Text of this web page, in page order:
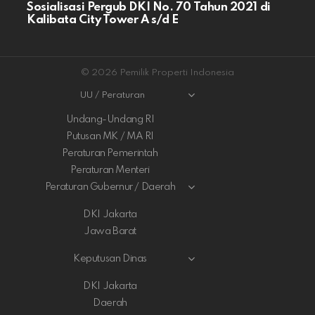
Sosialisasi Pergub DKI No. 70 Tahun 2021 di
Kalibata City Tower A s/d E
© 2026 Pemilik Properti Indonesia
UU / Peraturan
Undang-Undang RI
Putusan MK / MA RI
Peraturan Pemerintah
Peraturan Menteri
Peraturan Gubernur / Daerah
DKI Jakarta
Jawa Barat
Keputusan Dinas
DKI Jakarta
Daerah